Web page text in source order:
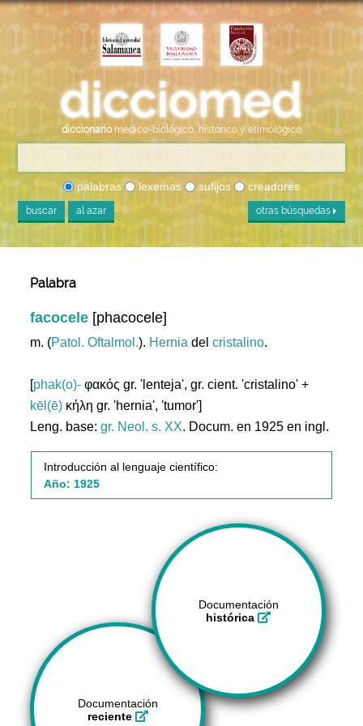
diccionario médico-biológico, histórico y etimológico
palabras lexemas sufijos creadores
buscar al azar otras búsquedas
Palabra
facocele [phacocele]
m. (Patol. Oftalmol.). Hernia delcristalino.
[phak(o)- φακός gr. 'lenteja', gr. cient. 'cristalino' +
kēl(ē) κήλη gr. 'hernia', 'tumor']
Leng. base:gr. Neol. s. XX. Docum. en 1925 en ingl.
Introducción al lenguaje científico:
Año: 1925
Documentación
histórica
Documentación
reciente